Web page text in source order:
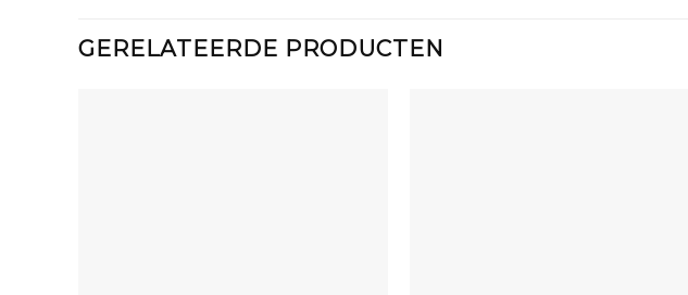
GERELATEERDE PRODUCTEN